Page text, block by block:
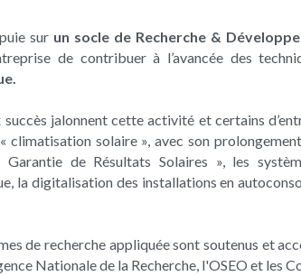
sur un socle de Recherche &
de contribuer à l’avancée des
succès jalonnent cette activité et certains
climatisation solaire », avec son
de Résultats Solaires », les
la digitalisation des installations en
de recherche appliquée sont soutenus et
Nationale de la Recherche, l'OSEO et les